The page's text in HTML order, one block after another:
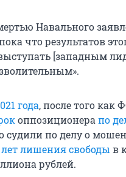
Навального
что результатов
[западным
года, после того
оппозиционера по
судили по делу о
лишения свободы в
рублей.